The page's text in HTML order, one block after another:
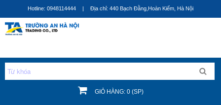
Nhảy
Siêu thị Sản phẩm - Phụ kiện
Hotline: 0948114444 | Địa chỉ: 440 Bạch Đằng,Hoàn Kiếm, Hà Nội
GIỎ HÀNG: 0 (SP)